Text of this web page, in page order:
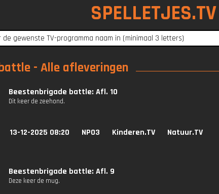
SPELLETJES.TV
- Alle afleveringen
Beestenbrigade battle: Afl. 10
Dit keer de zeehond.
13-12-2025 08:20 NPO3 Kinderen.TV Natuur.TV
Beestenbrigade battle: Afl. 9
Deze keer de mug.